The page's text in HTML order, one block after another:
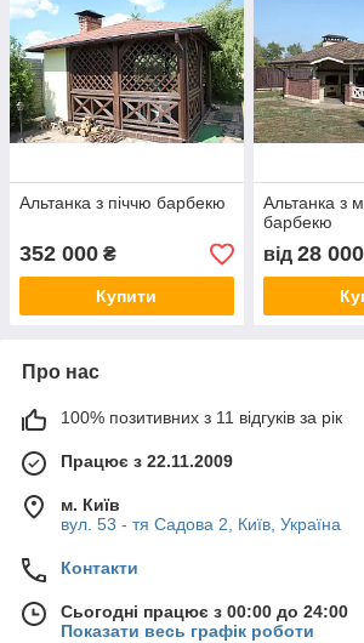
Альтанка з піччю барбекю
352 000 ₴
Купити
Альтанка з
барбекю
від 28 000
Про нас
100% позитивних з 11 відгуків за рік
Працює з 22.11.2009
м. Київ
вул. 53 - тя Садова 2, Київ, Україна
Контакти
Сьогодні працює з 00:00 до 24:00
Показати весь графік роботи